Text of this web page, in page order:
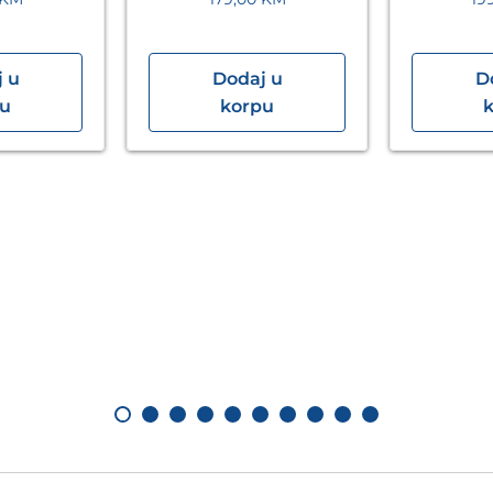
u
Dodaj u
korpu